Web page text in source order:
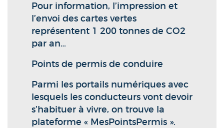
Pour information, l’impression et
l’envoi des cartes vertes
représentent 1 200 tonnes de CO2
par an…
Points de permis de conduire
Parmi les portails numériques avec
lesquels les conducteurs vont devoir
s’habituer à vivre, on trouve la
plateforme « MesPointsPermis ».